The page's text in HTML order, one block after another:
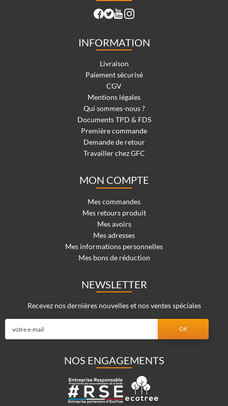
INFORMATION
Livraison
Paiement sécurisé
CGV
Mentions légales
Qui sommes-nous ?
Documents TPD & FDS
Première commande
Demande de retour
Travailler chez GFC
MON COMPTE
Mes commandes
Mes retours produit
Mes avoirs
Mes adresses
Mes informations personnelles
Mes bons de réduction
NEWSLETTER
Recevez nos dernières nouvelles et nos ventes spéciales
NOS ENGAGEMENTS